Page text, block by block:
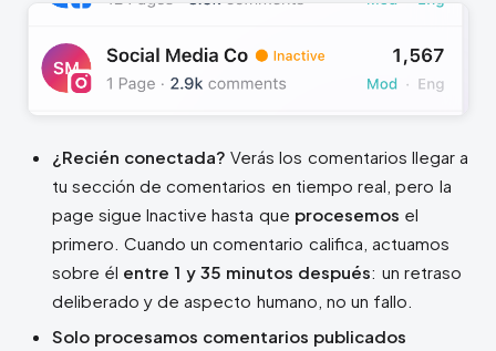
¿Recién conectada? Verás los comentarios llegar a
tu sección de comentarios en tiempo real, pero la
page sigue Inactive hasta que procesemos el
primero. Cuando un comentario califica, actuamos
sobre él entre 1 y 35 minutos después: un retraso
deliberado y de aspecto humano, no un fallo.
Solo procesamos comentarios publicados